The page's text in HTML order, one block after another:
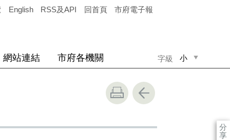
English RSS及API 回首頁 市府電子報
字級 小
網站連結 市府各機關
分
享